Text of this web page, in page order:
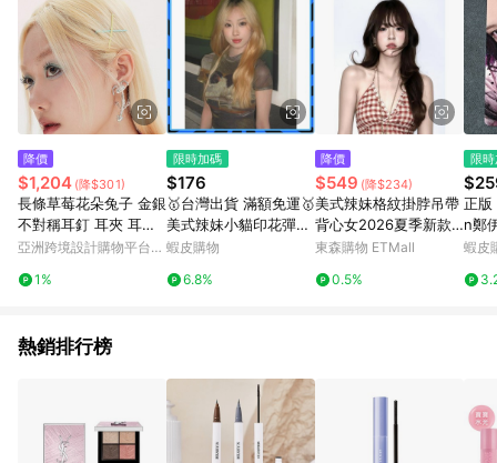
讓金額，得最終金額400元贈點。 例2：訂單總金額為500元，未
達免運門檻運費60元，使用60元折扣(折價券或全館滿額折)及60
元美幣，實際回饋金額需扣除運費及所有折讓金額，得最終金額
320元贈點。 例3：訂單總金額為199元，使用免運券折抵60元運
費，因未達原設定之免運門檻，故運費仍視為折讓金額，實際回
饋金額須扣除60元運費，得最終金額139元贈點。
降價
$1,204 (降$301)
長條草莓花朵兔子 金銀
不對稱耳釘 耳夾 耳環
耳飾
亞洲跨境設計購物平台
1%
限時加碼
$176
🥇台灣出貨 滿額免運🥇
美式辣妹小貓印花彈力
網紗T恤女夏季複古緊
品質保證💎147-A-4
蝦皮購物
6.8%
降價
$549 (降$234)
美式辣妹格紋掛脖吊帶
背心女2026夏季新款
純欲風開叉V領短款上
東森購物 ETMall
0.5%
限
正
n鄭
r幸
蝦皮
熱銷排行榜